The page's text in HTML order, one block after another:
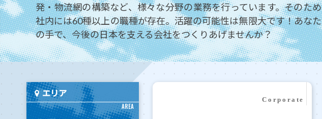
発・物流網の構築など、様々な分野の業務を行っています。そのため
社内には60種以上の職種が存在。活躍の可能性は無限大です！あなた
の手で、今後の日本を支える会社をつくりあげませんか？
エリア
AREA